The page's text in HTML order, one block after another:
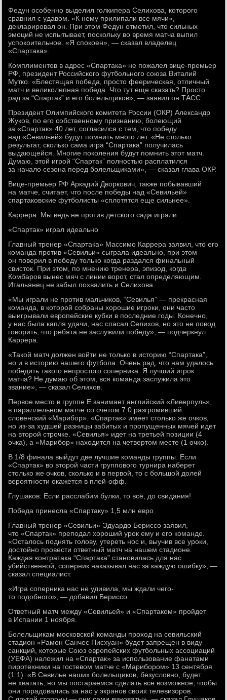
Федун особенно выделил голкипера Селихова, которого
сравнил с удавом. «К нему прилипали все мячи», —
декларировал он. При этом Федун отметил, что сильных
эмоций не испытывает, поскольку во время матча выпил
успокоительное. «Я спокоен», — сказал владелец
«Спартака».
Комплиментов в адрес «Спартака» не пожалел вице-премьер
РФ, президент Российского футбольного союза Виталий
Мутко. «Блестящая победа, просто феерическая, отличный
матч и великолепная победа. Что тут еще сказать? Просто
рад за “Спартак” и его болельщиков», — заявил он ТАСС.
Президент Олимпийского комитета России (ОКР) Александр
Жуков, по его собственному признанию, болеющий
за «Спартак» 40 лет, согласился с тем, что победу
над «Севильей» будут помнить много лет. «Не столько
результат, сколько сама игра “Спартака” получилась
выдающейся. Многие поколения будут помнить этот матч.
Думаю, этой игрой “Спартак” полностью расплатился
за начало сезона перед болельщиками», — сказал глава ОКР.
Вице-премьер РФ Аркадий Дворкович, также побывавший
на матче, считает, что после победы над «Севильей»
спартаковские футболисты «сплотятся еще сильнее».
Каррера: Мы ведь не против детского сада играли
«Спартак» играл идеально
Главный тренер «Спартака» Массимо Каррера заявил, что его
команда против «Севильи» сыграла идеально, при этом
он поверил в победу только когда раздался финальный
свисток. При этом, по мнению тренера, эпизод, когда
Комбаров вынес мяч с линии ворот, стал определяющим.
Итальянец не забыл похвалить и Селихова.
«Мы играли не против мальчиков, “Севилья” — прекрасная
команда, в которой собраны хорошие игроки, они часто
выигрывали европейские кубки в последние годы. Конечно,
у нас была капля удачи, нас спасал Селихов, но это не повод
говорить, что ребята не заслужили победу», — подчеркнул
Каррера.
«Такой матч должен войти не только в историю “Спартака”,
но и в историю нашего футбола. Очень рад, что нам удалось
победить такого непростого соперника. Я лучший игрок
матча? Не думаю об этом, вся команда заслужила это
звание», — сказал Селихов.
Первое место в группе Е занимает английский «Ливерпуль»,
в параллельном матче со счетом 7:0 разгромивший
словенский «Марибор». «Спартак» имеет столько же очков,
но из-за худшей разницы забитых и пропущенных мячей идет
на второй строчке. «Севилья» идет на третьей позиции (4
очка), а «Марибор» находится на четвертом месте (1 очко).
В 1/8 финала выйдут две лучшие команды группы. Если
«Спартак» во второй части группового турнира наберет
столько же очков, сколько и в первой, то с большой долей
вероятности окажется в плей-офф.
Глушаков: Если расслабим булки, то всё, до свидания!
Победа принесла «Спартаку» 1,5 млн евро
Главный тренер «Севильи» Эдуардо Бериссо заявил,
что «Спартак» преподал хороший урок ему и его команде.
«Осталось поднять голову, утереть нос и, выучив все уроки,
достойно провести ответный матч на нашем стадионе.
Каждая контратака “Спартака” становилась для нас
убийственной, соперник наказывал нас за каждую ошибку», —
сказал специалист.
«Игра соперника нас не удивила, мы ждали чего-
то подобного», — добавил Бериссо.
Ответный матч между «Севильей» и «Спартаком» пройдет
в Испании 1 ноября.
Болельщикам московской команды проход на севильский
стадион «Рамон Санчес Писхуан» будет запрещен в виду
санкций, которые Союз европейских футбольных ассоциаций
(УЕФА) наложил на «Спартак» за использование фанатами
пиротехники на гостевом матче с «Марибором» 13 сентября
(1:1). «В Севилье наших болельщиков, безусловно, будет
не хватать, но мы постараемся сделать все возможное, чтобы
они порадовались за нас у экранов своих телевизоров.